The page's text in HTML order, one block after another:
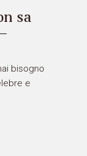
sa
bisogno
e